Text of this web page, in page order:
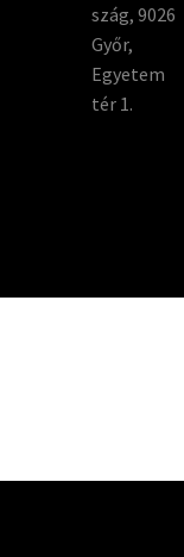
szág, 9026
Győr,
Egyetem
tér 1.